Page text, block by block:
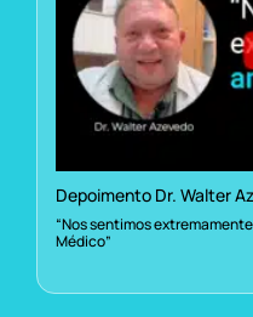
Depoimento Dr. Walter
“Nos sentimos
Médico”